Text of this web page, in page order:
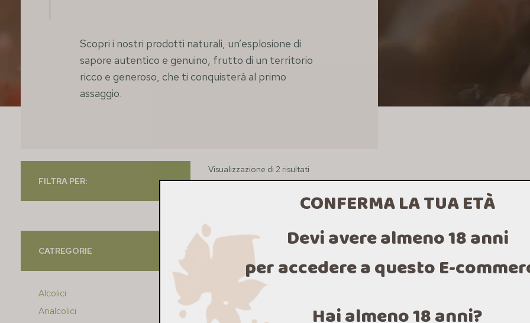
Scopri i nostri prodotti naturali, un’esplosione di
sapore autentico e genuino, frutto di un territorio
ricco e generoso, che ti conquisterà al primo
assaggio.
FILTRA PER:
CATREGORIE
Alcolici
Analcolici
Visualizzazione di 2 risultati
CONFERMA LA TUA ETÀ
Devi avere almeno 18 anni
per accedere a questo E-
Hai almeno 18 anni?